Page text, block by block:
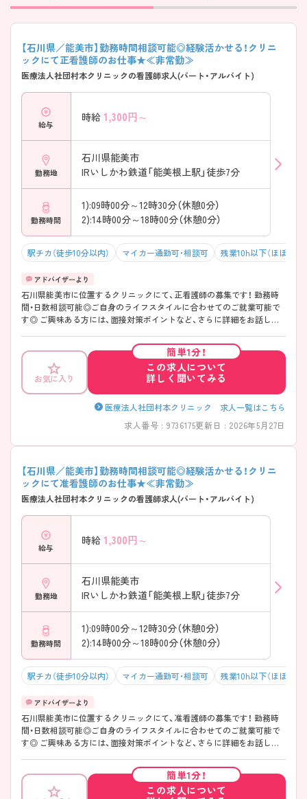
【石川県／能美市】勤務時間相談可能◎経験活かせる！クリニ
ックにて正看護師のお仕事★≪非常勤≫
医療法人社団村本クリニックの看護師求人(パート・アルバイト)
給与
時給 1,300円～
勤務地
石川県能美市
IRいしかわ鉄道「能美根上駅」徒歩7分
勤務時間
1):09時00分～12時30分（休憩0分）
2):14時00分～18時00分（休憩0分）
駅チカ（徒歩10分以内） マイカー通勤可・相談可 残業10h以下（ほぼなし）
石川県能美市に位置するクリニックにて、正看護師の募集です！ 勤務時
間・日数相談可能◎ご自身のライフスタイルに合わせてのご就業可能で
す◎ ご興味ある方には、面接対策ポイントなど、さらに詳細をお話しい
お気に入り
簡単1分！
この求人について
詳しく聞いてみる
医療法人社団村本クリニック 求人一覧はこちら
求人番号 : 9736175更新日 : 2026年5月27日
【石川県／能美市】勤務時間相談可能◎経験活かせる！クリニ
ックにて准看護師のお仕事★≪非常勤≫
医療法人社団村本クリニックの看護師求人(パート・アルバイト)
給与
時給 1,300円～
勤務地
石川県能美市
IRいしかわ鉄道「能美根上駅」徒歩7分
勤務時間
1):09時00分～12時30分（休憩0分）
2):14時00分～18時00分（休憩0分）
駅チカ（徒歩10分以内） マイカー通勤可・相談可 残業10h以下（ほぼなし）
石川県能美市に位置するクリニックにて、准看護師の募集です！ 勤務時
間・日数相談可能◎ご自身のライフスタイルに合わせてのご就業可能で
す◎ ご興味ある方には、面接対策ポイントなど、さらに詳細をお話しい
簡単1分！
この求人について